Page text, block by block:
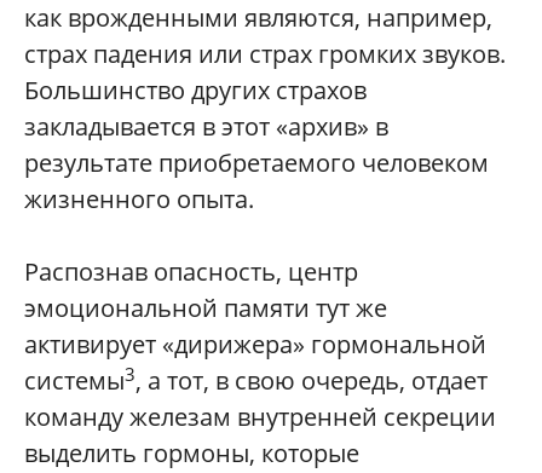
как врожденными являются, например,
страх падения или страх громких звуков.
Большинство других страхов
закладывается в этот «архив» в
результате приобретаемого человеком
жизненного опыта.
Распознав опасность, центр
эмоциональной памяти тут же
активирует «дирижера» гормональной
системы3, а тот, в свою очередь, отдает
команду железам внутренней секреции
выделить гормоны, которые